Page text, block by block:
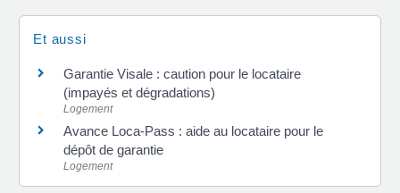
Et aussi
Garantie Visale : caution pour le locataire
(impayés et dégradations)
Logement
Avance Loca-Pass : aide au locataire pour le
dépôt de garantie
Logement